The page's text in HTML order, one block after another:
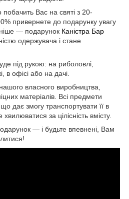
побачить Вас на святі з 20-
привернете до подарунку увагу
— подарунок Каністра Бар
одержувача і стане
під рукою: на риболовлі,
в офісі або на дачі.
власного виробництва,
матеріалів. Всі предмети
дає змогу транспортувати її в
за цілісність вмісту.
— і будьте впевнені, Вам